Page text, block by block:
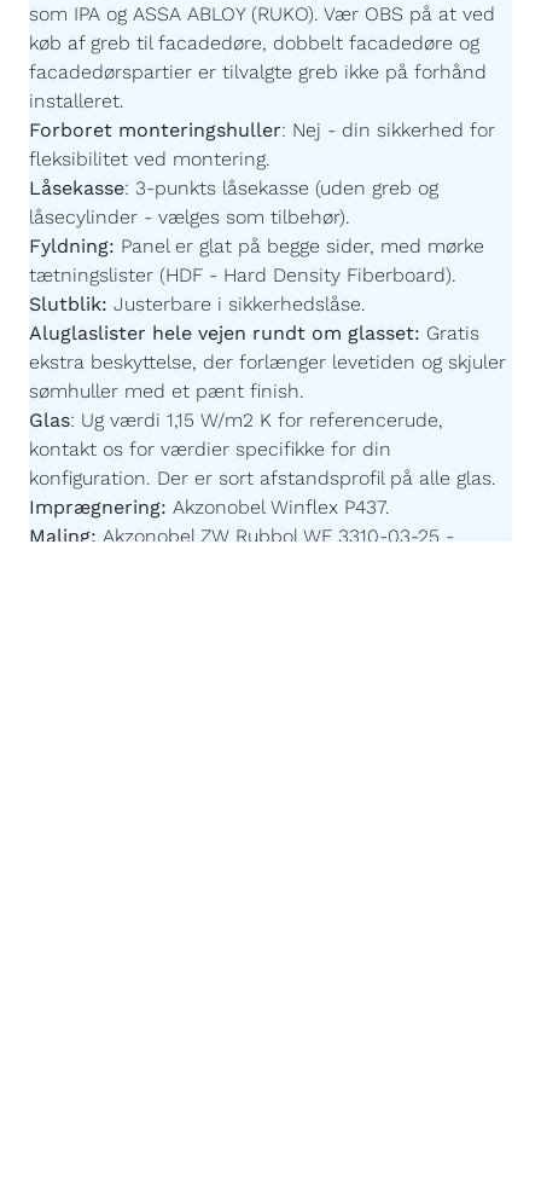
som IPA og ASSA ABLOY (RUKO). Vær OBS på at ved
køb af greb til facadedøre, dobbelt facadedøre og
facadedørspartier er tilvalgte greb ikke på forhånd
installeret.
Forboret monteringshuller: Nej - din sikkerhed for
fleksibilitet ved montering.
Låsekasse: 3-punkts låsekasse (uden greb og
låsecylinder - vælges som tilbehør).
Fyldning: Panel er glat på begge sider, med mørke
tætningslister (HDF - Hard Density Fiberboard).
Slutblik: Justerbare i sikkerhedslåse.
Aluglaslister hele vejen rundt om glasset: Gratis
ekstra beskyttelse, der forlænger levetiden og skjuler
sømhuller med et pænt finish.
Glas: Ug værdi 1,15 W/m2 K for referencerude,
kontakt os for værdier specifikke for din
konfiguration. Der er sort afstandsprofil på alle glas.
Imprægnering: Akzonobel Winflex P437.
Maling: Akzonobel ZW Rubbol WF 3310-03-25 -